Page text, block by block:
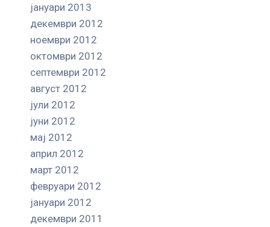
јануари 2013
декември 2012
ноември 2012
октомври 2012
септември 2012
август 2012
јули 2012
јуни 2012
мај 2012
април 2012
март 2012
февруари 2012
јануари 2012
декември 2011